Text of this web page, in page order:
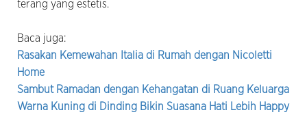
terang yang estetis.
Baca juga:
Rasakan Kemewahan Italia di Rumah dengan Nicoletti
Home
Sambut Ramadan dengan Kehangatan di Ruang Keluarga
Warna Kuning di Dinding Bikin Suasana Hati Lebih Happy